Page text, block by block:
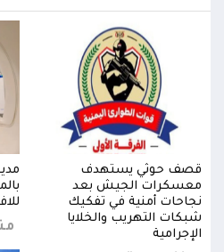
قصف حوثي يستهدف
معسكرات الجيش بعد
نجاحات أمنية في تفكيك
شبكات التهريب والخلايا
الإجرامية
منذ